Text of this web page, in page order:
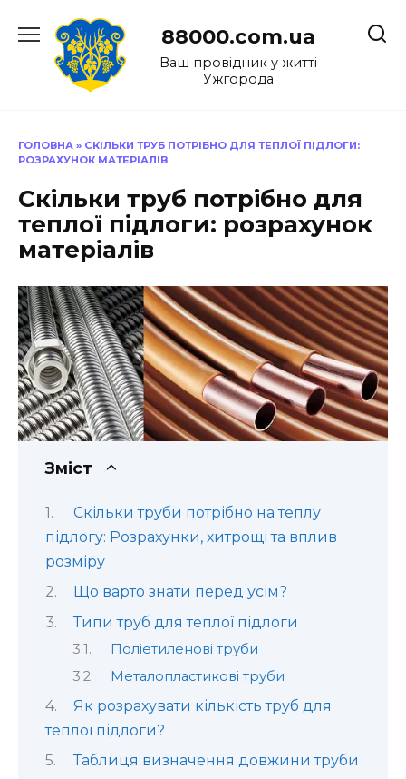
до
88000.com.ua
Ваш провідник у житті
Ужгорода
ГОЛОВНА » СКІЛЬКИ ТРУБ ПОТРІБНО ДЛЯ ТЕПЛОЇ ПІДЛОГИ:
РОЗРАХУНОК МАТЕРІАЛІВ
Скільки труб потрібно для
теплої підлоги: розрахунок
матеріалів
Зміст
Скільки труби потрібно на теплу
підлогу: Розрахунки, хитрощі та вплив
розміру
Що варто знати перед усім?
Типи труб для теплої підлоги
Поліетиленові труби
Металопластикові труби
Як розрахувати кількість труб для
теплої підлоги?
Таблиця визначення довжини труби